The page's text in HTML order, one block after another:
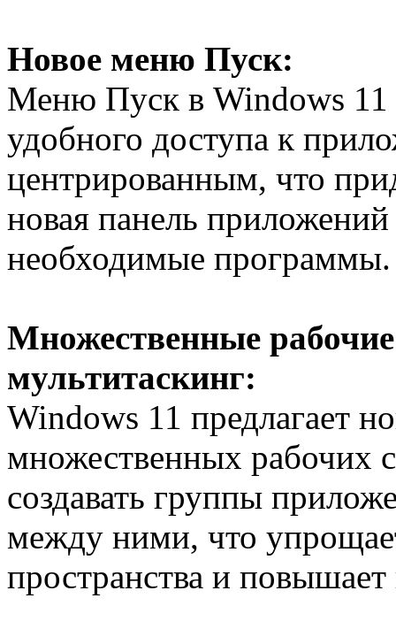
Новое меню Пуск:
Меню Пуск в Windows 11
удобного доступа к
центрированным, что
новая панель приложений
необходимые программы.
Множественные
мультитаскинг:
Windows 11 предлагает
множественных рабочих
создавать группы
между ними, что
пространства и